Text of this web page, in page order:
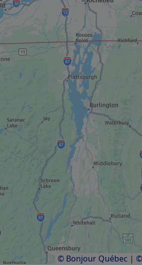
CENTRO DE RECREACIÓN
Juego de evasión
CENTRO DE RECREACIÓN
Putting Edge Centropolis
CENTRO DE RECREACIÓN
Escalada Clip ’n Climb
CENTRO DE RECREACIÓN
AeroSim
Resultados1 a 11de11
© Bonjour Québec |